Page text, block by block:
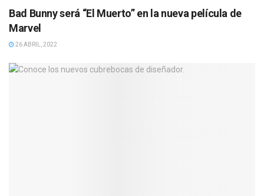
Bad Bunny será “El Muerto” en la nueva película de
Marvel
26 ABRIL, 2022